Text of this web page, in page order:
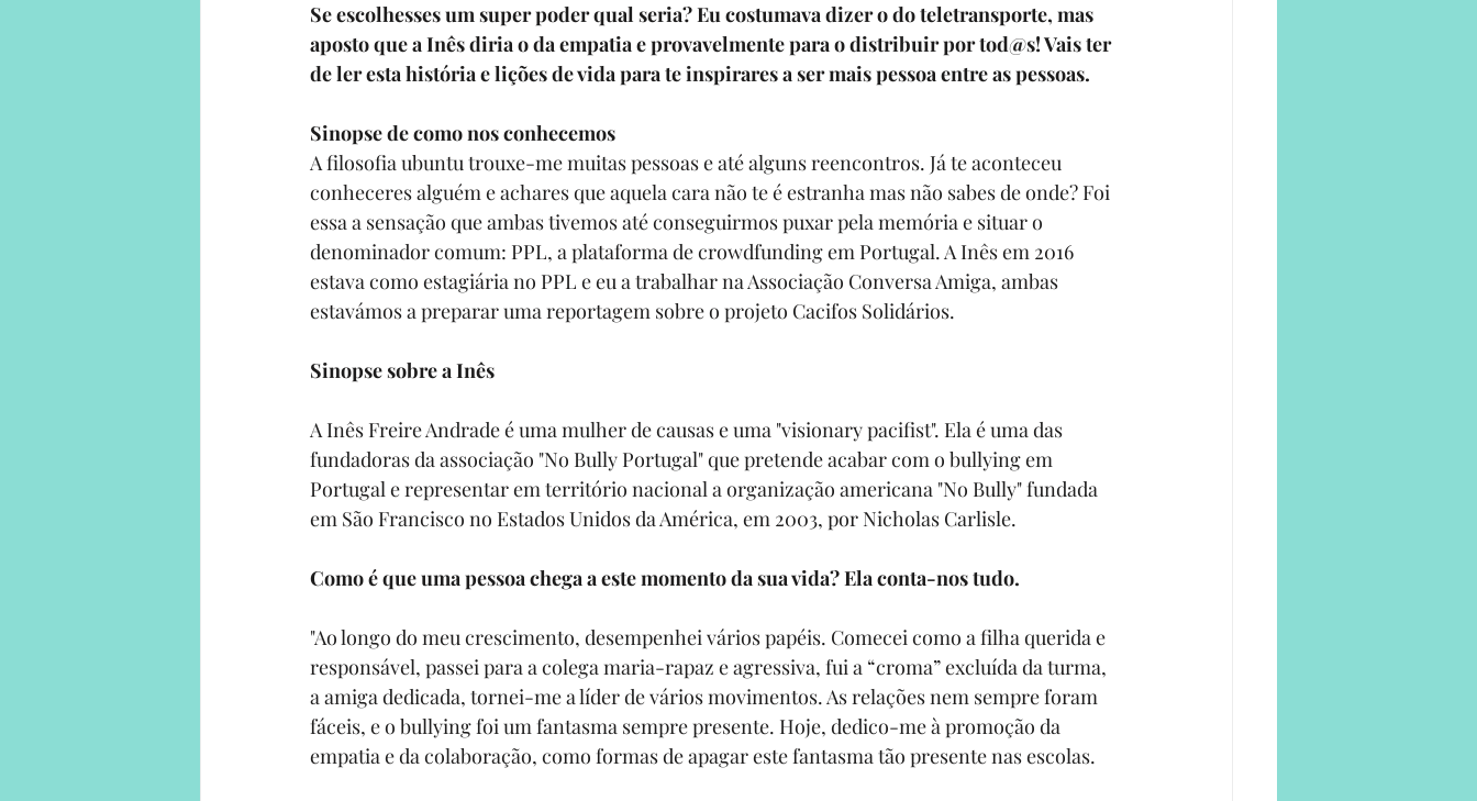
Solo Adventures Explica Parcerias Programa Sonhadores Praticantes
Se escolhesses um super poder qual seria? Eu costumava dizer o do teletransporte, mas
aposto que a Inês diria o da empatia e provavelmente para o distribuir por tod@s! Vais ter
de ler esta história e lições de vida para te inspirares a ser mais pessoa entre as pessoas.
Sinopse de como nos conhecemos
A filosofia ubuntu trouxe-me muitas pessoas e até alguns reencontros. Já te aconteceu
conheceres alguém e achares que aquela cara não te é estranha mas não sabes de onde? Foi
essa a sensação que ambas tivemos até conseguirmos puxar pela memória e situar o
denominador comum: PPL, a plataforma de crowdfunding em Portugal. A Inês em 2016
estava como estagiária no PPL e eu a trabalhar na Associação Conversa Amiga, ambas
estavámos a preparar uma reportagem sobre o projeto Cacifos Solidários.
Sinopse sobre a Inês
A Inês Freire Andrade é uma mulher de causas e uma "visionary pacifist". Ela é uma das
fundadoras da associação "No Bully Portugal" que pretende acabar com o bullying em
Portugal e representar em território nacional a organização americana "No Bully" fundada
em São Francisco no Estados Unidos da América, em 2003, por Nicholas Carlisle.
Como é que uma pessoa chega a este momento da sua vida? Ela conta-nos tudo.
"Ao longo do meu crescimento, desempenhei vários papéis. Comecei como a filha querida e
responsável, passei para a colega maria-rapaz e agressiva, fui a “croma” excluída da turma,
a amiga dedicada, tornei-me a líder de vários movimentos. As relações nem sempre foram
fáceis, e o bullying foi um fantasma sempre presente. Hoje, dedico-me à promoção da
empatia e da colaboração, como formas de apagar este fantasma tão presente nas escolas.